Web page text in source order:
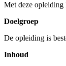
Met deze opleiding
Doelgroep
De opleiding is
Inhoud